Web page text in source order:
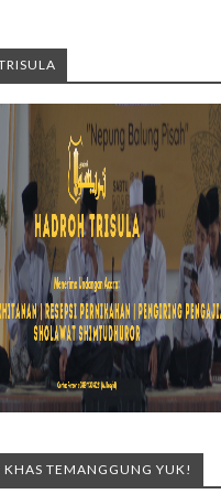
KHAS TEMANGGUNG YUK!